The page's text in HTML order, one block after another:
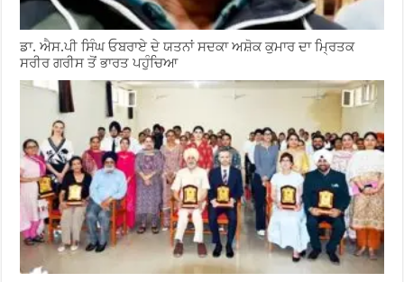
ਡਾ. ਐਸ.ਪੀ ਸਿੰਘ ਓਬਰਾਏ ਦੇ ਯਤਨਾਂ ਸਦਕਾ ਅਸ਼ੋਕ ਕੁਮਾਰ ਦਾ ਮ੍ਰਿਤਕ
ਸਰੀਰ ਗਰੀਸ ਤੋਂ ਭਾਰਤ ਪਹੁੰਚਿਆ